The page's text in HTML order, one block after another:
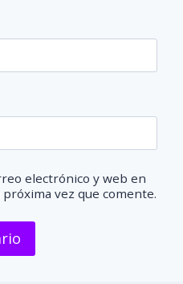
electrónico y web en
vez que comente.